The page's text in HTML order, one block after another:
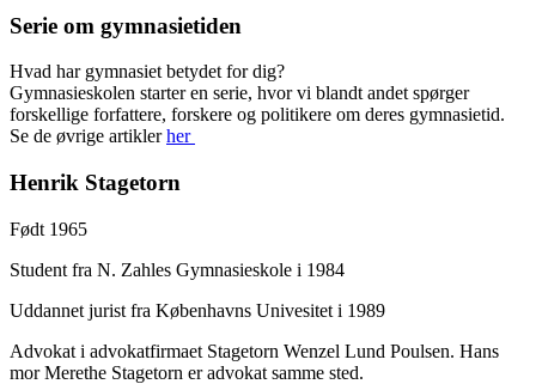
Serie om gymnasietiden
Hvad har gymnasiet betydet for dig?
Gymnasieskolen starter en serie, hvor vi blandt andet spørger
forskellige forfattere, forskere og politikere om deres gymnasietid.
Se de øvrige artiklerher
Henrik Stagetorn
Født 1965
Student fra N. Zahles Gymnasieskole i 1984
Uddannet jurist fra Københavns Univesitet i 1989
Advokat i advokatfirmaet Stagetorn Wenzel Lund Poulsen. Hans
mor Merethe Stagetorn er advokat samme sted.